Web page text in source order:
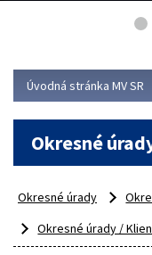
asociácie poisťovní
Viac
Úvodná stránka MV SR
Okresné
Okresné úrady
Okresné úrady /